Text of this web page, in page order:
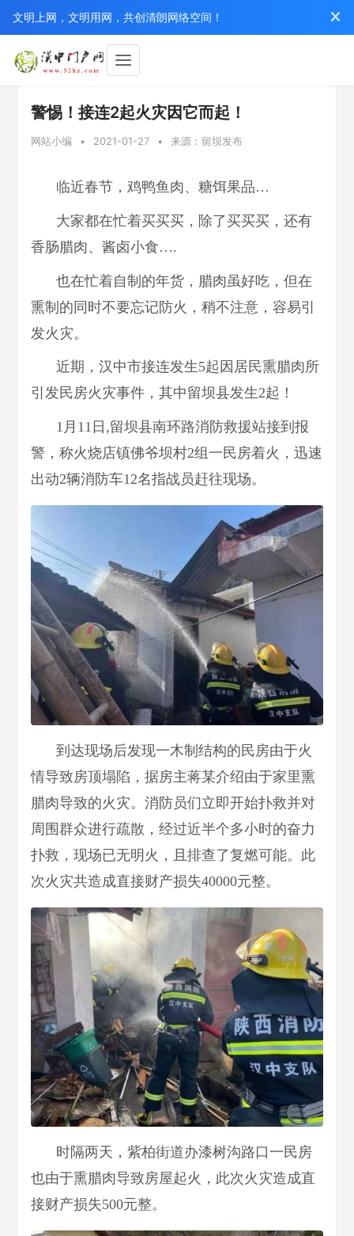
文明上网，文明用网，共创清朗网络空间！
警惕！接连2起火灾因它而起！
网站小编 • 2021-01-27 • 来源：留坝发布
临近春节，鸡鸭鱼肉、糖饵果品…
大家都在忙着买买买，除了买买买，还有
香肠腊肉、酱卤小食….
也在忙着自制的年货，腊肉虽好吃，但在
熏制的同时不要忘记防火，稍不注意，容易引
发火灾。
近期，汉中市接连发生5起因居民熏腊肉所
引发民房火灾事件，其中留坝县发生2起！
1月11日,留坝县南环路消防救援站接到报
警，称火烧店镇佛爷坝村2组一民房着火，迅速
出动2辆消防车12名指战员赶往现场。
到达现场后发现一木制结构的民房由于火
情导致房顶塌陷，据房主蒋某介绍由于家里熏
腊肉导致的火灾。消防员们立即开始扑救并对
周围群众进行疏散，经过近半个多小时的奋力
扑救，现场已无明火，且排查了复燃可能。此
次火灾共造成直接财产损失40000元整。
时隔两天，紫柏街道办漆树沟路口一民房
也由于熏腊肉导致房屋起火，此次火灾造成直
接财产损失500元整。